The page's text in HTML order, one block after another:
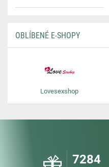
OBLÍBENÉ E-SHOPY
Lovesexshop
7284